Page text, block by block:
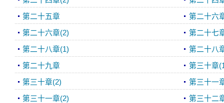
第二十五章 第二十六
第二十六章(2) 第二十七
第二十八章(1) 第二十八
第二十九章 第三十章
第三十章(2) 第三十一
第三十一章(2) 第三十二